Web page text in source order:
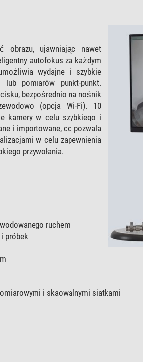
obrazu, ujawniając nawet
autofokus za każdym
wydajne i szybkie
lub pomiarów punkt-punkt.
bezpośrednio na nośnik
(opcja Wi-Fi). 10
kamery w celu szybkiego i
i importowane, co pozwala
w celu zapewnienia
przywołania.
ruchem
próbek
i skaowalnymi siatkami